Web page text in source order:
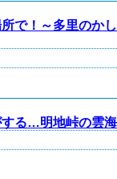
で！～多里のかし
する…明地峠の雲海